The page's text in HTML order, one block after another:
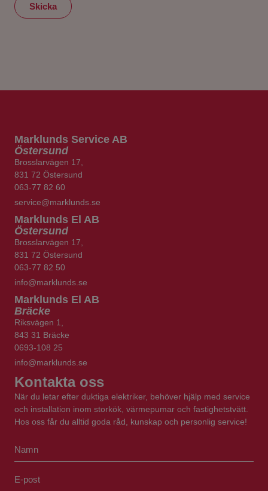
Skicka
Kontakta oss
När du letar efter duktiga elektriker, behöver hjälp med service
och installation inom storkök, värmepumar och fastighetstvätt.
Hos oss får du alltid goda råd, kunskap och personlig service!
Marklunds Service AB
Östersund
Brosslarvägen 17,
831 72 Östersund
063-77 82 60
service@marklunds.se
Marklunds El AB
Östersund
Brosslarvägen 17,
831 72 Östersund
063-77 82 50
info@marklunds.se
Marklunds El AB
Bräcke
Riksvägen 1,
843 31 Bräcke
0693-108 25
​​​​​​​info@marklunds.se